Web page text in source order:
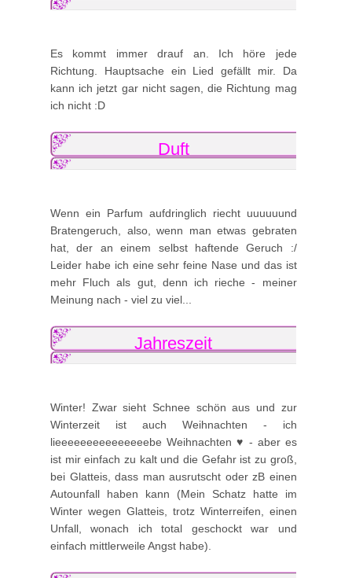
Es kommt immer drauf an. Ich höre jede
Richtung. Hauptsache ein Lied gefällt mir. Da
kann ich jetzt gar nicht sagen, die Richtung mag
ich nicht :D
Duft
Wenn ein Parfum aufdringlich riecht uuuuuund
Bratengeruch, also, wenn man etwas gebraten
hat, der an einem selbst haftende Geruch :/
Leider habe ich eine sehr feine Nase und das ist
mehr Fluch als gut, denn ich rieche - meiner
Meinung nach - viel zu viel...
Jahreszeit
Winter! Zwar sieht Schnee schön aus und zur
Winterzeit ist auch Weihnachten - ich
lieeeeeeeeeeeeeeebe Weihnachten ♥ - aber es
ist mir einfach zu kalt und die Gefahr ist zu groß,
bei Glatteis, dass man ausrutscht oder zB einen
Autounfall haben kann (Mein Schatz hatte im
Winter wegen Glatteis, trotz Winterreifen, einen
Unfall, wonach ich total geschockt war und
einfach mittlerweile Angst habe).